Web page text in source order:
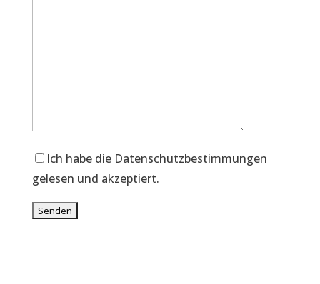
Ich habe die Datenschutzbestimmungen
gelesen und akzeptiert.